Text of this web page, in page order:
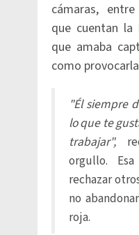
cámaras,
que cuentan
que amaba
como
"Él siempre
lo que te
trabajar",
orgullo.
rechazar
no
roja.